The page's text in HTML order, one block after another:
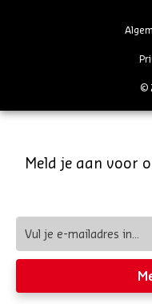
©
Meld je aan voor